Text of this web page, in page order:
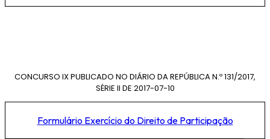
CONCURSO IX PUBLICADO NO DIÁRIO DA REPÚBLICA N.º 131/2017,
SÉRIE II DE 2017-07-10
Formulário Exercício do Direito de Participação